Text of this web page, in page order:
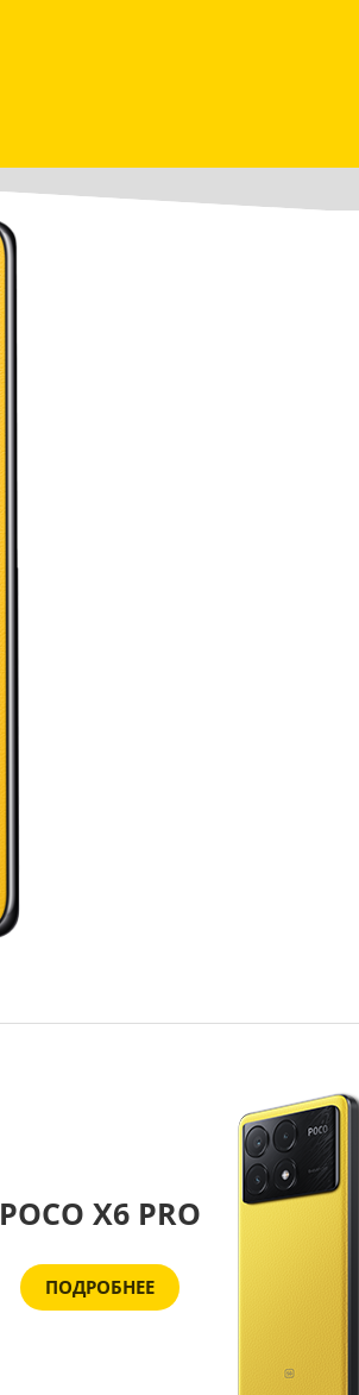
POCO X6 PRO
ПОДРОБНЕЕ